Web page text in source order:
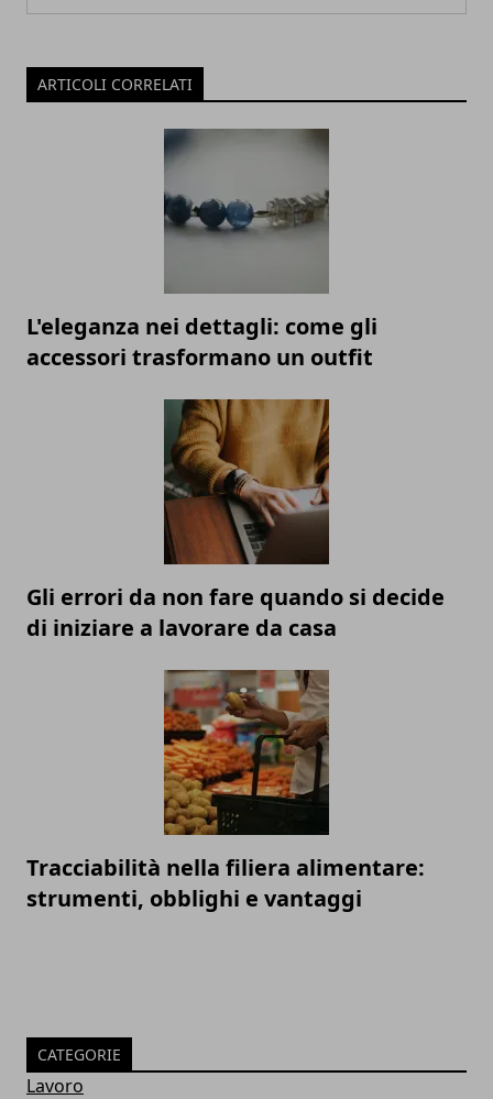
ARTICOLI CORRELATI
L'eleganza nei dettagli: come gli
accessori trasformano un outfit
Gli errori da non fare quando si decide
di iniziare a lavorare da casa
Tracciabilità nella filiera alimentare:
strumenti, obblighi e vantaggi
CATEGORIE
Lavoro